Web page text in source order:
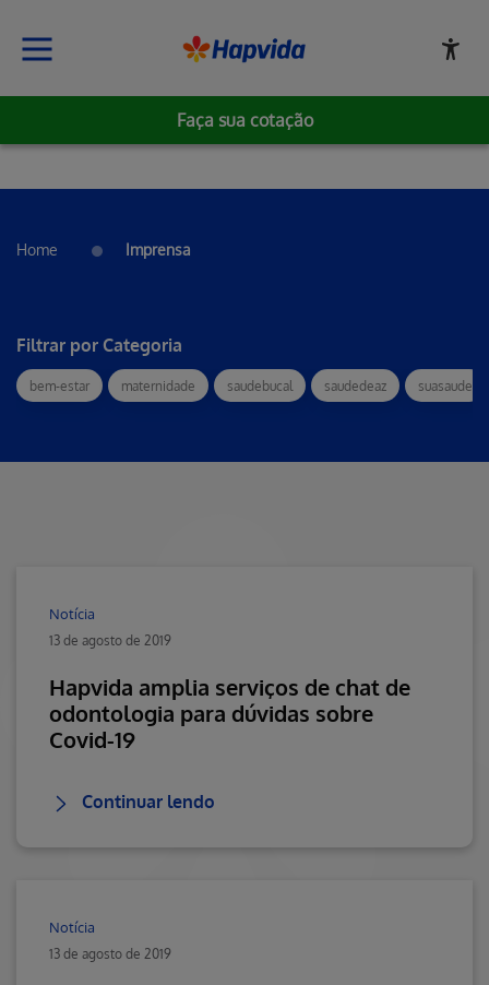
Faça sua cotação
Home Imprensa
Filtrar por Categoria
bem-estar maternidade saudebucal saudedeaz suasaude
Notícia
13 de agosto de 2019
Hapvida amplia serviços de chat de
odontologia para dúvidas sobre
Covid-19
Continuar lendo
Notícia
13 de agosto de 2019